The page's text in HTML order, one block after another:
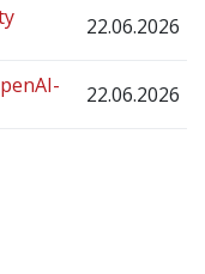
22.06.2026
22.06.2026